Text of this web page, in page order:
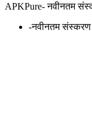
APKPure-नवीनतम
-नवीनतम संस्करण